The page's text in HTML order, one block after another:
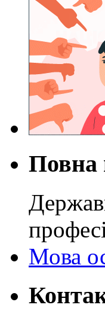
Повна
Мова